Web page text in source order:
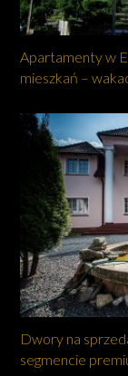
Apartamenty w
mieszkań –
Dwory na
segmencie